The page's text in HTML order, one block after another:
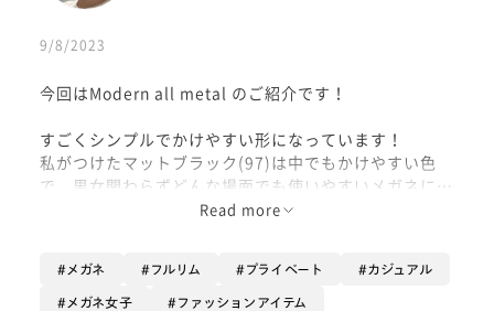
9/8/2023
今回はModern all metal のご紹介です！
すごくシンプルでかけやすい形になっています！
私がつけたマットブラック(97)は中でもかけやすい色
で、男女関わらずどんな場面でも使いやすいメガネにな
すめです！
Read more
メガネ フルリム プライベート カジュアル
メガネ女子 ファッションアイテム